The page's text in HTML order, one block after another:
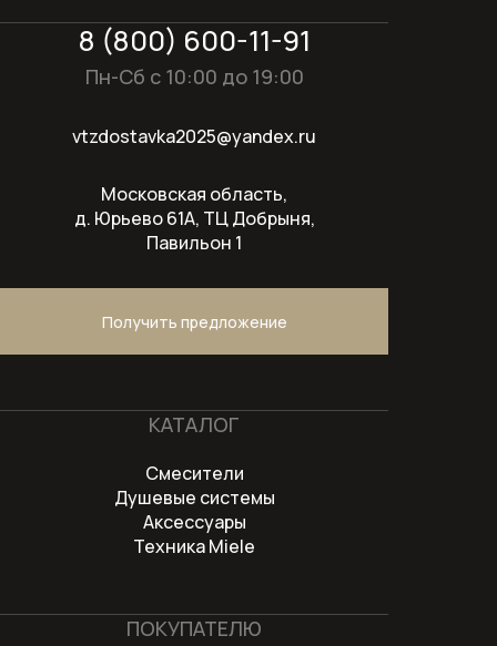
Отдельностоящие холодильники
Отдельностоящие холодильники-
Пароварки с СВЧ
Полновстраиваемые
посудомоечные машины шириной 45
Полновстраиваемые
Посудомоечные машины
Вертикальные беспроводные
КАТАЛОГ
Смесители
Душевые системы
Аксессуары
Техника Miele
ПОКУПАТЕЛЮ
8 (800) 600-11-91
Пн-Сб с 10:00 до 19:00
vtzdostavka2025@yandex.ru
Московская область,
д. Юрьево 61А, ТЦ Добрыня,
Павильон 1
Получить предложение